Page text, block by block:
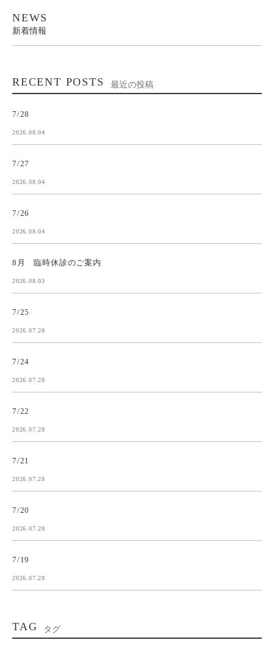
NEWS
新着情報
RECENT POSTS 最近の投稿
7/28
2026.08.04
7/27
2026.08.04
7/26
2026.08.04
8月 臨時休診のご案内
2026.08.03
7/25
2026.07.28
7/24
2026.07.28
7/22
2026.07.28
7/21
2026.07.28
7/20
2026.07.28
7/19
2026.07.28
TAG タグ